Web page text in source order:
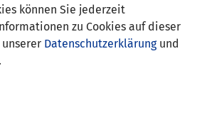
können Sie jederzeit
zu Cookies auf dieser
Datenschutzerklärungund
.